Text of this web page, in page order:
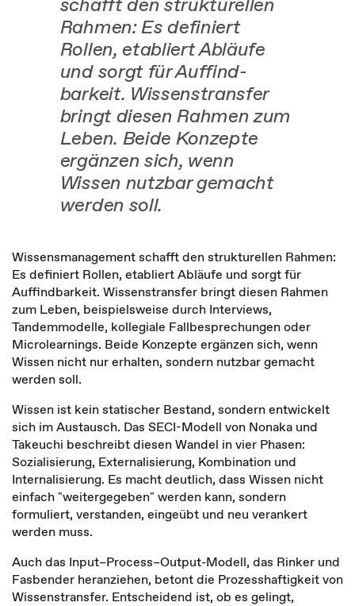
Rahmen: Es definiert
Rollen, etabliert Abläufe
und sorgt für Auffind­
barkeit. Wissens­transfer
bringt diesen Rahmen zum
Leben. Beide Konzepte
ergänzen sich, wenn
Wissen nutzbar gemacht
werden soll.
Wissensmanagement schafft den strukturellen Rahmen:
Es definiert Rollen, etabliert Abläufe und sorgt für
Auffindbarkeit. Wissenstransfer bringt diesen Rahmen
zum Leben, beispielsweise durch Interviews,
Tandemmodelle, kollegiale Fallbesprechungen oder
Microlearnings. Beide Konzepte ergänzen sich, wenn
Wissen nicht nur erhalten, sondern nutzbar gemacht
werden soll.
Wissen ist kein statischer Bestand, sondern entwickelt
sich im Austausch. Das SECI-Modell von Nonaka und
Takeuchi beschreibt diesen Wandel in vier Phasen:
Sozialisierung, Externalisierung, Kombination und
Internalisierung. Es macht deutlich, dass Wissen nicht
einfach "weitergegeben" werden kann, sondern
formuliert, verstanden, eingeübt und neu verankert
werden muss.
Auch das Input–Process–Output-Modell, das Rinker und
Fasbender heranziehen, betont die Prozesshaftigkeit von
Wissenstransfer. Entscheidend ist, ob es gelingt,